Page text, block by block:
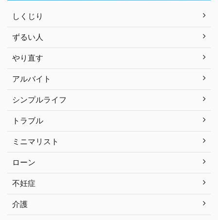
しくじり
ずるい人
やり直す
アルバイト
シンプルライフ
トラブル
ミニマリスト
ローン
不妊症
介護